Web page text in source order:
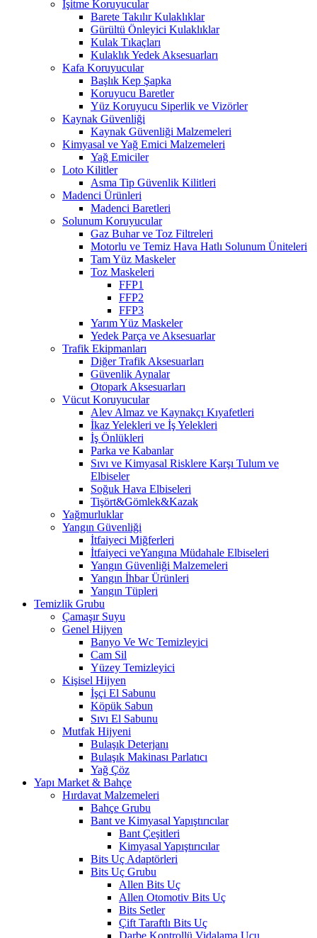
İşitme Koruyucular
Barete Takılır Kulaklıklar
Gürültü Önleyici Kulaklıklar
Kulak Tıkaçları
Kulaklık Yedek Aksesuarları
Kafa Koruyucular
Başlık Kep Şapka
Koruyucu Baretler
Yüz Koruyucu Siperlik ve Vizörler
Kaynak Güvenliği
Kaynak Güvenliği Malzemeleri
Kimyasal ve Yağ Emici Malzemeleri
Yağ Emiciler
Loto Kilitler
Asma Tip Güvenlik Kilitleri
Madenci Ürünleri
Madenci Baretleri
Solunum Koruyucular
Gaz Buhar ve Toz Filtreleri
Motorlu ve Temiz Hava Hatlı Solunum Üniteleri
Tam Yüz Maskeler
Toz Maskeleri
FFP1
FFP2
FFP3
Yarım Yüz Maskeler
Yedek Parça ve Aksesuarlar
Trafik Ekipmanları
Diğer Trafik Aksesuarları
Güvenlik Aynalar
Otopark Aksesuarları
Vücut Koruyucular
Alev Almaz ve Kaynakçı Kıyafetleri
İkaz Yelekleri ve İş Yelekleri
İş Önlükleri
Parka ve Kabanlar
Sıvı ve Kimyasal Risklere Karşı Tulum ve
Elbiseler
Soğuk Hava Elbiseleri
Tişört&Gömlek&Kazak
Yağmurluklar
Yangın Güvenliği
İtfaiyeci Miğferleri
İtfaiyeci veYangına Müdahale Elbiseleri
Yangın Güvenliği Malzemeleri
Yangın İhbar Ürünleri
Yangın Tüpleri
Temizlik Grubu
Çamaşır Suyu
Genel Hijyen
Banyo Ve Wc Temizleyici
Cam Sil
Yüzey Temizleyici
Kişisel Hijyen
İşçi El Sabunu
Köpük Sabun
Sıvı El Sabunu
Mutfak Hijyeni
Bulaşık Deterjanı
Bulaşık Makinası Parlatıcı
Yağ Çöz
Yapı Market & Bahçe
Hırdavat Malzemeleri
Bahçe Grubu
Bant ve Kimyasal Yapıştırıcılar
Bant Çeşitleri
Kimyasal Yapıştırıcılar
Bits Uç Adaptörleri
Bits Uç Grubu
Allen Bits Uç
Allen Otomotiv Bits Uç
Bits Setler
Çift Taraftlı Bits Uç